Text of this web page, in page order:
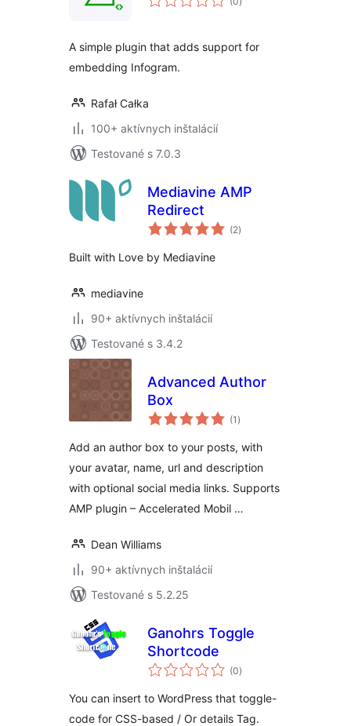
hodnotenie
A simple plugin that adds support for
embedding Infogram.
Rafał Całka
100+ aktívnych inštalácií
Testované s 7.0.3
Mediavine AMP
Redirect
(2celkové
hodnotenie
)
Built with Love by Mediavine
mediavine
90+ aktívnych inštalácií
Testované s 3.4.2
Advanced Author
Box
(1 celkové
hodnotenie
)
Add an author box to your posts, with
your avatar, name, url and description
with optional social media links. Supports
AMP plugin – Accelerated Mobil …
Dean Williams
90+ aktívnych inštalácií
Testované s 5.2.25
Ganohrs Toggle
Shortcode
(0celkové
hodnotenie
)
You can insert to WordPress that toggle-
code for CSS-based / Or details Tag.